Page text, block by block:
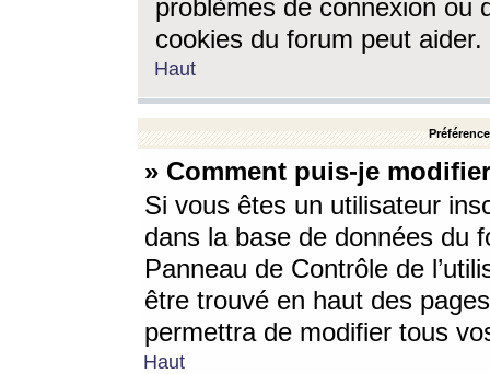
problèmes de connexion ou
cookies du forum peut aider.
Haut
» Comment puis-je
Si vous êtes un utilisateur
dans la base de données du
Panneau de Contrôle de
être trouvé en haut des
permettra de modifier tous
Haut